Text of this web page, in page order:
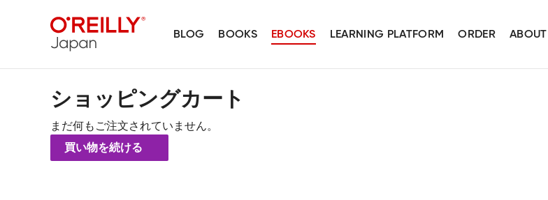
BLOG BOOKS EBOOKS LEARNING PLATFORM ORDER ABOUT
ショッピングカート
まだ何もご注文されていません。
買い物を続ける